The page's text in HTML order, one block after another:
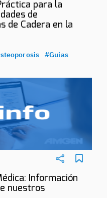
para la
de
de Cadera en la
#Guias
Información
nuestros